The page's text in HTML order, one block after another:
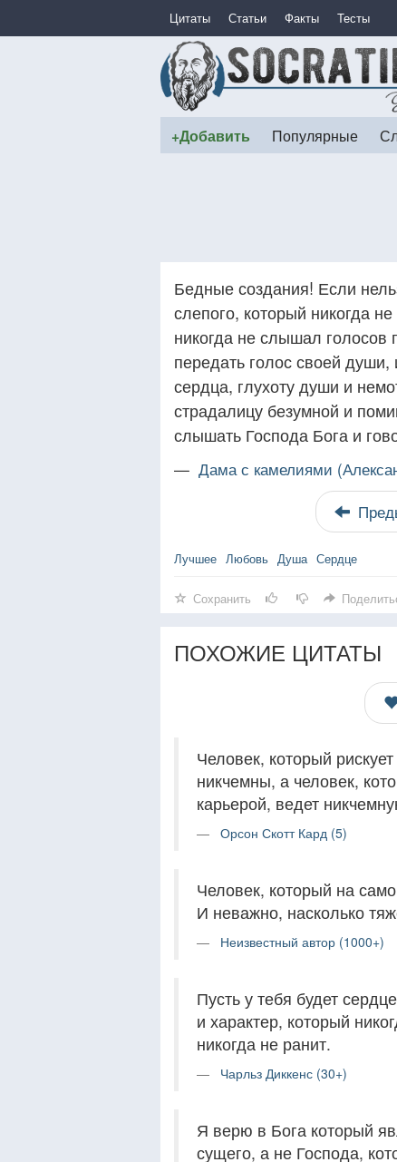
Цитаты Статьи Факты Тесты
+Добавить Популярные
Бедные создания! Если
слепого, который никогда
никогда не слышал голосов
передать голос своей души,
сердца, глухоту души и
страдалицу безумной и
слышать Господа Бога и
— Дама с камелиями
Лучшее Любовь Душа Сердце
Сохранить
ПОХОЖИЕ ЦИТАТЫ
Человек, который
никчемны, а человек,
карьерой, ведет
Орсон Скотт Кард (5)
Человек, который на
И неважно, насколько
Неизвестный автор (1000+)
Пусть у тебя будет
и характер, который
никогда не ранит.
Чарльз Диккенс (30+)
Я верю в Бога который
сущего, а не Господа,